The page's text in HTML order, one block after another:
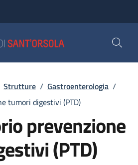
Strutture / Gastroenterologia /
tumori digestivi (PTD)
prevenzione
(PTD)